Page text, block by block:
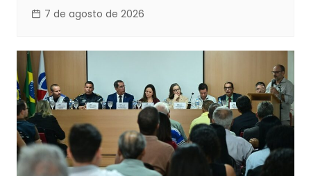
7 de agosto de 2026